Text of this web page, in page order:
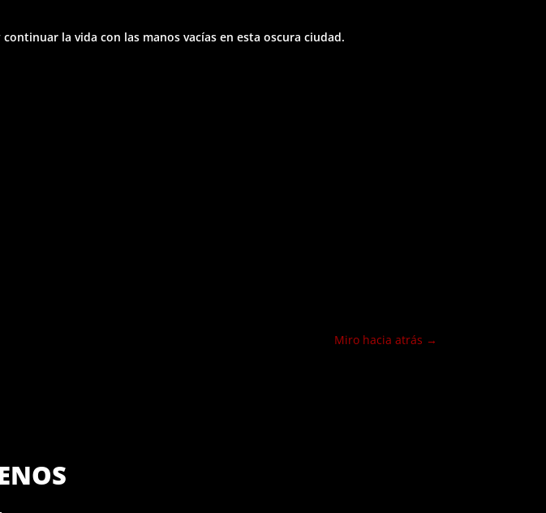
la vida con las manos vacías en esta oscura ciudad.
Miro hacia atrás →